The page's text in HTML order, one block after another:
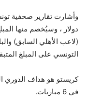
دولار ، وسيُخصم منها
التونسي على المبلغ المتبقي
في 6 مباريات.